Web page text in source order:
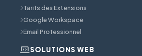
Tarifs des Extensions
Google Workspace
Email Professionnel
SOLUTIONS WEB